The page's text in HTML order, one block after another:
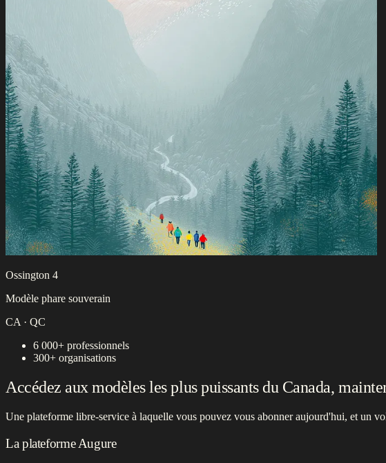
Ossington 4
Modèle phare souverain
CA · QC
6 000+ professionnels
300+ organisations
Accédez aux modèles les plus puissants du Canada,
Une plateforme libre-service à laquelle vous pouvez vous abonner aujourd'hui, et un
La plateforme Augure